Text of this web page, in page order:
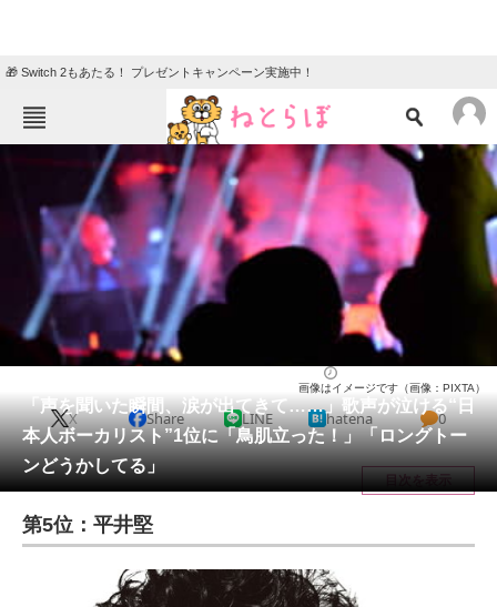
🎁 Switch 2もあたる！ プレゼントキャンペーン実施中！
ねとらぼメニュー
ニュース
エンタメ クイズ
グルメ
住まい
会員記事
メディア
注目記事を集めた総合ページ
ITの今と未来を見通す
スマホと通信の最新トレンド
「声を聞いた瞬間、涙が出てきて……」歌声が泣ける“日
本人ボーカリスト”1位に「鳥肌立った！」「ロングトー
ンどうかしてる」
画像はイメージです（画像：PIXTA）
X Share LINE hatena 0
目次を表示
第5位：平井堅